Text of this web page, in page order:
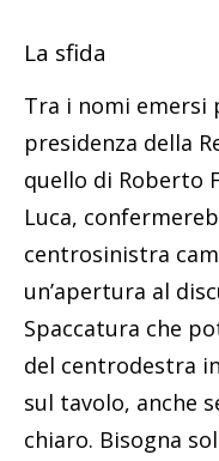
La sfida
Tra i nomi emersi
presidenza della
quello di Roberto
Luca,
centrosinistra
un’apertura al
Spaccatura che
del centrodestra
sul tavolo, anche
chiaro. Bisogna